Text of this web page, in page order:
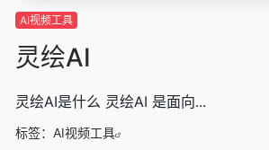
AI视频工具
灵绘AI
灵绘AI是什么 灵绘AI 是面向...
标签： AI视频工具